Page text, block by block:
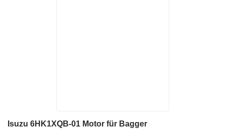
Isuzu 6HK1XQB-01 Motor für Bagger